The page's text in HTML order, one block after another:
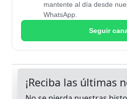
mantente al día desde
WhatsApp.
Seguir